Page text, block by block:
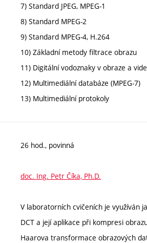
7) Standard JPEG, MPEG-1
8) Standard MPEG-2
9) Standard MPEG-4, H.264
10) Základní metody filtrace obrazu
11) Digitální vodoznaky v obraze a
12) Multimediální databáze (MPEG-7)
13) Multimediální protokoly
26 hod., povinná
doc. Ing. Petr Číka, Ph.D.
V laboratorních cvičeních je využíván
DCT a její aplikace při kompresi
Haarova transformace obrazových